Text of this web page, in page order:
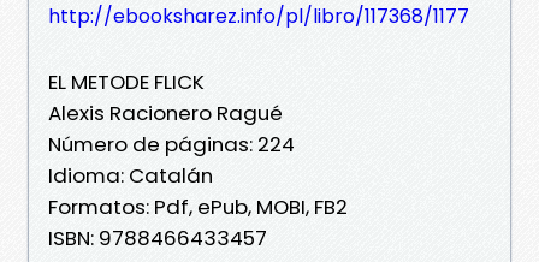
http://ebooksharez.info/pl/libro/117368/1177
EL METODE FLICK
Alexis Racionero Ragué
Número de páginas: 224
Idioma: Catalán
Formatos: Pdf, ePub, MOBI, FB2
ISBN: 9788466433457